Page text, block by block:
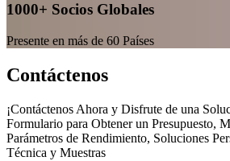
1000+ Socios Globales
Presente en más de 60 Países
Contáctenos
¡Contáctenos Ahora y Disfrute de una
Formulario para Obtener un Presupuesto,
Parámetros de Rendimiento, Soluciones
Técnica y Muestras